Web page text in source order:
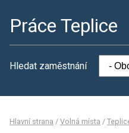
Práce Teplice
Hledat zaměstnání
Hlavní strana / Volná místa /